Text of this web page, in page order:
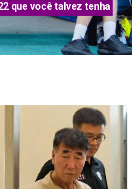
que você talvez tenha